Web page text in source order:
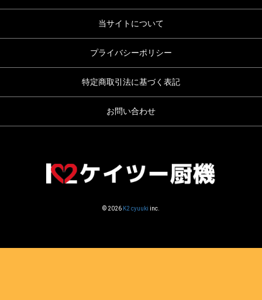
当サイトについて
プライバシーポリシー
特定商取引法に基づく表記
お問い合わせ
© 2026 K2 cyuuki inc.